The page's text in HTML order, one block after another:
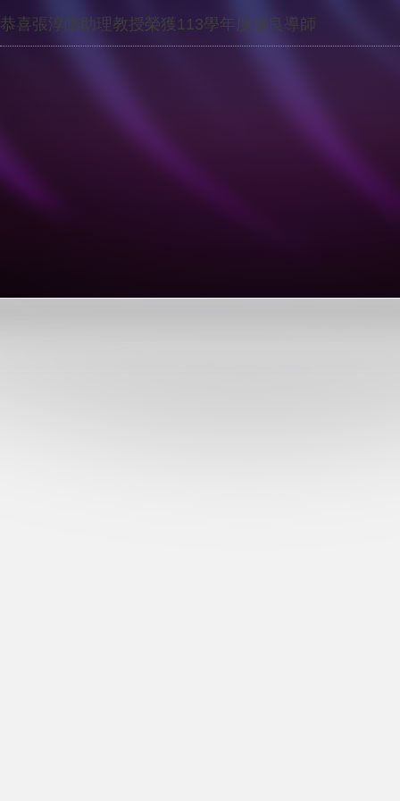
恭喜張淳皓助理教授榮獲113學年度優良導師